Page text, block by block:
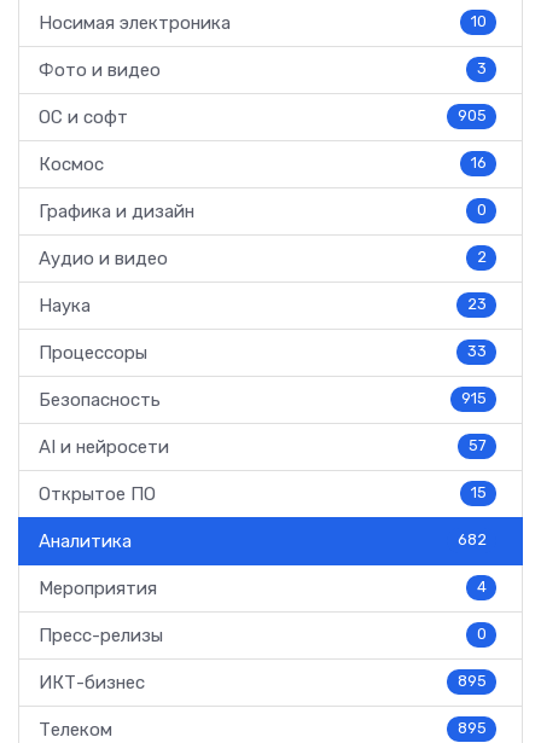
Носимая электроника 10
Фото и видео 3
ОС и софт 905
Космос 16
Графика и дизайн 0
Аудио и видео 2
Наука 23
Процессоры 33
Безопасность 915
AI и нейросети 57
Открытое ПО 15
Аналитика 682
Мероприятия 4
Пресс-релизы 0
ИКТ-бизнес 895
Телеком 895